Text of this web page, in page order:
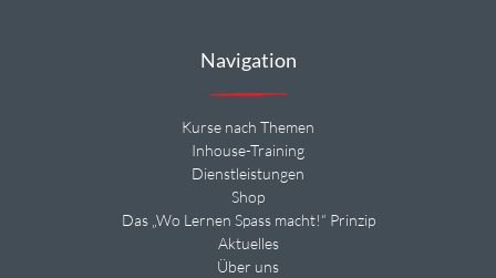
Navigation
Kurse nach Themen
Inhouse-Training
Dienstleistungen
Shop
Das „Wo Lernen Spass macht!“ Prinzip
Aktuelles
Über uns